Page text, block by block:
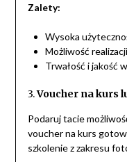
Zalety:
Wysoka
Możliwość
Trwałość i jakość
3.Voucher na kurs
Podaruj tacie
voucher na kurs
szkolenie z zakresu